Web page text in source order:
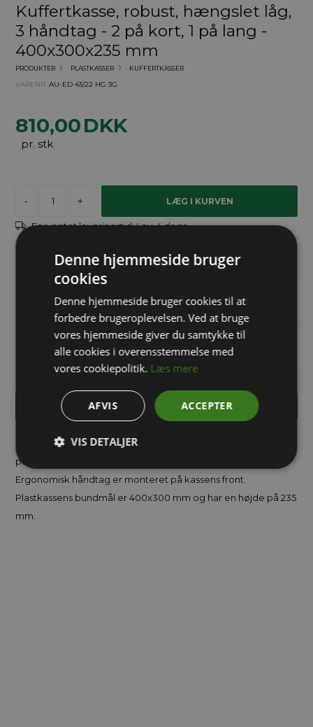
Kuffertkasse, robust, hængslet låg,
3 håndtag - 2 på kort, 1 på lang -
400x300x235 mm
PRODUKTER PLASTKASSER KUFFERTKASSER
VARENR.AU-ED 43/22 HG 3G
810,00DKK
pr. stk
- +
Forventet leveringstid:Lev. 4 dage
Brug for hjælp?
info@packway.dk
71 99 02 95
INDHENT TILBUD PÅ STORKØB
Robust og slagfast kuffertkasse i PP plast. Låget er hængslet
på kassens bagkant og åbnes/låses nemt med to kliklåse.
Ergonomisk håndtag er monteret på kassens front.
Plastkassens bundmål er 400x300 mm og har en højde på 235
mm.
Denne hjemmeside bruger
cookies
Denne hjemmeside bruger cookies til at
forbedre brugeroplevelsen. Ved at bruge
vores hjemmeside giver du samtykke til
alle cookies i overensstemmelse med
vores cookiepolitik. Læs mere
ACCEPTER
AFVIS
VIS DETALJER